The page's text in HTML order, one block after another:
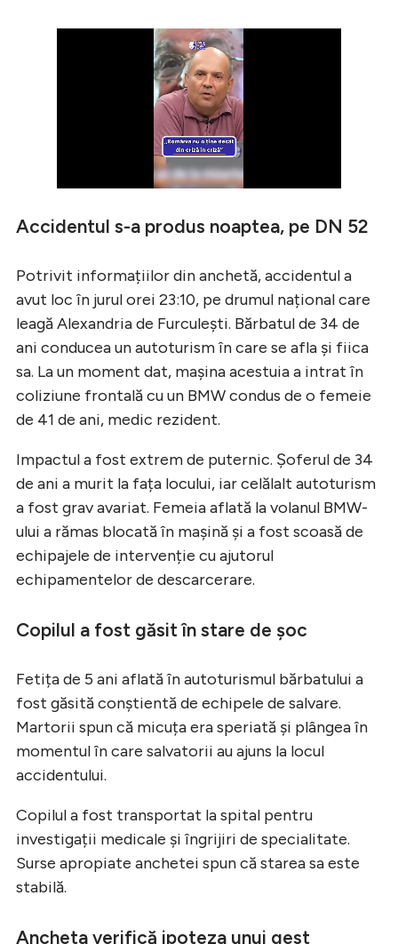
Accidentul s-a produs noaptea, pe DN 52
Potrivit informațiilor din anchetă, accidentul a
avut loc în jurul orei 23:10, pe drumul național care
leagă Alexandria de Furculești. Bărbatul de 34 de
ani conducea un autoturism în care se afla și fiica
sa. La un moment dat, mașina acestuia a intrat în
coliziune frontală cu un BMW condus de o femeie
de 41 de ani, medic rezident.
Impactul a fost extrem de puternic. Șoferul de 34
de ani a murit la fața locului, iar celălalt autoturism
a fost grav avariat. Femeia aflată la volanul BMW-
ului a rămas blocată în mașină și a fost scoasă de
echipajele de intervenție cu ajutorul
echipamentelor de descarcerare.
Copilul a fost găsit în stare de șoc
Fetița de 5 ani aflată în autoturismul bărbatului a
fost găsită conștientă de echipele de salvare.
Martorii spun că micuța era speriată și plângea în
momentul în care salvatorii au ajuns la locul
accidentului.
Copilul a fost transportat la spital pentru
investigații medicale și îngrijiri de specialitate.
Surse apropiate anchetei spun că starea sa este
stabilă.
Ancheta verifică ipoteza unui gest